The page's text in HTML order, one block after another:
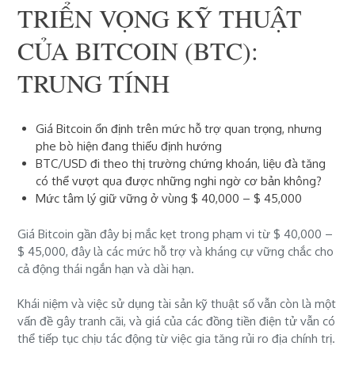
TRIỂN VỌNG KỸ THUẬT
CỦA BITCOIN (BTC):
TRUNG TÍNH
Giá Bitcoin ổn định trên mức hỗ trợ quan trọng, nhưng
phe bò hiện đang thiếu định hướng
BTC/USD đi theo thị trường chứng khoán, liệu đà tăng
có thể vượt qua được những nghi ngờ cơ bản không?
Mức tâm lý giữ vững ở vùng $ 40,000 – $ 45,000
Giá Bitcoin gần đây bị mắc kẹt trong phạm vi từ $ 40,000 –
$ 45,000, đây là các mức hỗ trợ và kháng cự vững chắc cho
cả động thái ngắn hạn và dài hạn.
Khái niệm và việc sử dụng tài sản kỹ thuật số vẫn còn là một
vấn đề gây tranh cãi, và giá của các đồng tiền điện tử vẫn có
thể tiếp tục chịu tác động từ việc gia tăng rủi ro địa chính trị.